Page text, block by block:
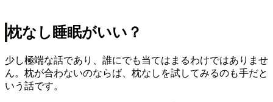
枕なし睡眠がいい？
少し極端な話であり、誰にでも当てはまるわけではありませ
ん。枕が合わないのならば、枕なしを試してみるのも手だと
いう話です。